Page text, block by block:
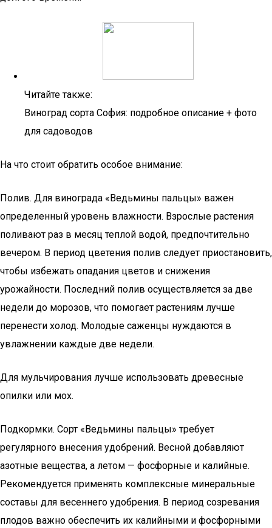
Читайте также:
Виноград сорта София: подробное описание + фото
для садоводов
На что стоит обратить особое внимание:
Полив. Для винограда «Ведьмины пальцы» важен
определенный уровень влажности. Взрослые растения
поливают раз в месяц теплой водой, предпочтительно
вечером. В период цветения полив следует приостановить,
чтобы избежать опадания цветов и снижения
урожайности. Последний полив осуществляется за две
недели до морозов, что помогает растениям лучше
перенести холод. Молодые саженцы нуждаются в
увлажнении каждые две недели.
Для мульчирования лучше использовать древесные
опилки или мох.
Подкормки. Сорт «Ведьмины пальцы» требует
регулярного внесения удобрений. Весной добавляют
азотные вещества, а летом — фосфорные и калийные.
Рекомендуется применять комплексные минеральные
составы для весеннего удобрения. В период созревания
плодов важно обеспечить их калийными и фосфорными